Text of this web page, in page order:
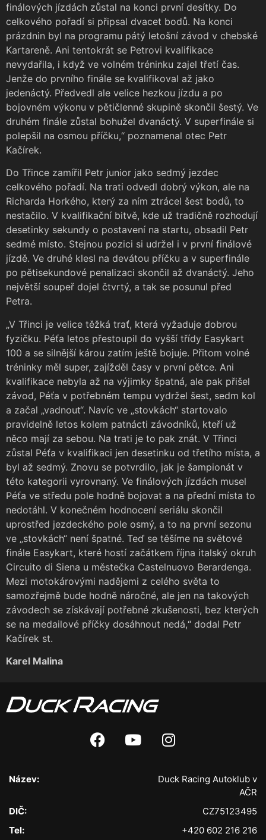
finálových jízdách zůstal na konci první desítky. Do
celkového pořadí si připsal dvacet bodů. Na konci
prázdnin byl na programu pátý letošní závod v chebské
Kartareně. Ani tentokrát se Petrovi kvalifikace
nevydařila, i když ve volném tréninku zajel třetí čas.
Jenže do prvního finále se kvalifikoval až jako
jedenáctý. Předvedl ale velice hezkou jízdu a po
bojovném výkonu v pětičlenné skupině skončil šestý. Ve
druhém finále zůstal bohužel dvanáctý. V superfinále si
polepšil na osmou příčku,“ poznamenal otec Petr
Kačírek.
Do Třince zamířil Petr junior jako sedmý jezdec
celkového pořadí. Na trati odvedl dobrý výkon, ale na
Richarda Horkého, který za ním ztrácel šest bodů, to
nestačilo. V kvalifikační bitvě, kde už tradičně rozhodují
desetinky sekundy o postavení na startu, obsadil Petr
sedmé místo. Stejnou pozici si udržel i v první finálové
jízdě. Ve druhé klesl na devátou příčku a v superfinále
po pětisekundové penalizaci skončil až dvanáctý. Jeho
největší soupeř dojel čtvrtý, a tak se posunul před
Petra.
„V Třinci je velice těžká trať, která vyžaduje dobrou
fyzičku. Péťa letos přestoupil do vyšší třídy Easykart
100 a se silnější károu zatím ještě bojuje. Přitom volné
tréninky měl super, zajížděl časy v první pětce. Ani
kvalifikace nebyla až na výjimky špatná, ale pak přišel
závod, Péťa v potřebném tempu vydržel šest, sedm kol
a začal „vadnout“. Navíc ve „stovkách“ startovalo
pravidelně letos kolem patnácti závodníků, kteří už
něco mají za sebou. Na trati je to pak znát. V Třinci
zůstal Péťa v kvalifikaci jen desetinku od třetího místa, a
byl až sedmý. Znovu se potvrdilo, jak je šampionát v
této kategorii vyrovnaný. Ve finálových jízdách musel
Péťa ve středu pole hodně bojovat a na přední místa to
nedotáhl. V konečném hodnocení seriálu skončil
uprostřed jezdeckého pole osmý, a to na první sezonu
ve „stovkách“ není špatné. Teď se těšíme na světové
finále Easykart, které hostí začátkem října italský okruh
Circuito di Siena u městečka Castelnuovo Berardenga.
Mezi motokárovými nadějemi z celého světa to
samozřejmě bude hodně náročné, ale jen na takových
závodech se získávají potřebné zkušenosti, bez kterých
se na medailové příčky dosáhnout nedá,“ dodal Petr
Kačírek st.
Karel Malina
Název:
Duck Racing Autoklub v
AČR
DIČ:
CZ75123495
Tel:
+420 602 216 216